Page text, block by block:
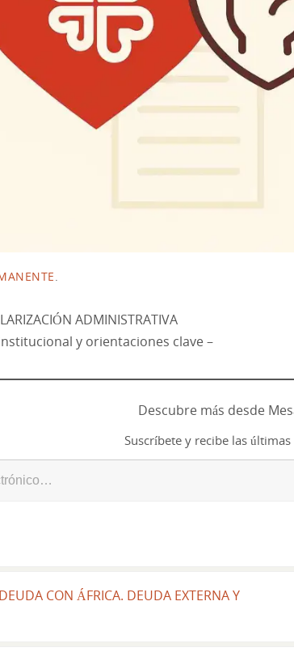
.
ADMINISTRATIVA
y orientaciones clave –
Descubre más desde
Suscríbete y recibe las
CON ÁFRICA. DEUDA EXTERNA Y